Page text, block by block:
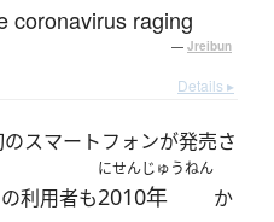
coronavirus raging
— Jreibun
Details ▸
スマートフォンが発売さ
利用者も
にせんじゅうねん
2010年 か